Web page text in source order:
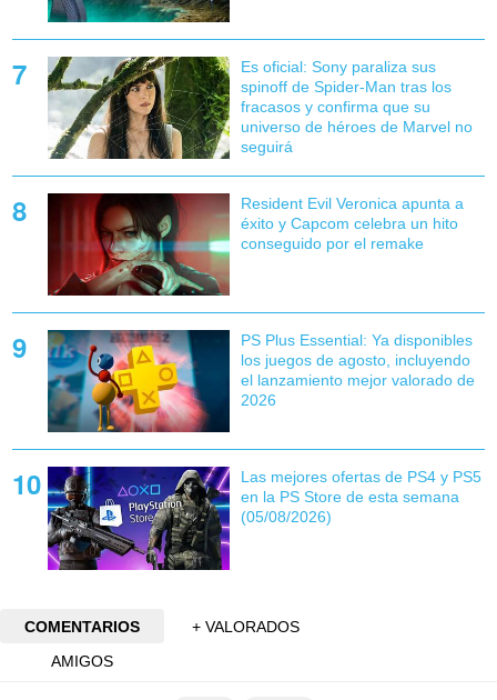
Es oficial: Sony paraliza sus
spinoff de Spider-Man tras los
fracasos y confirma que su
universo de héroes de Marvel no
seguirá
Resident Evil Veronica apunta a
éxito y Capcom celebra un hito
conseguido por el remake
PS Plus Essential: Ya disponibles
los juegos de agosto, incluyendo
el lanzamiento mejor valorado de
2026
Las mejores ofertas de PS4 y PS5
en la PS Store de esta semana
(05/08/2026)
COMENTARIOS
+ VALORADOS
AMIGOS